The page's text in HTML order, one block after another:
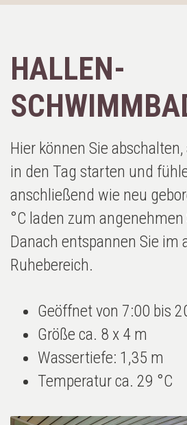
HALLEN-
Hier können Sie
in den Tag starten und
anschließend wie neu
°C laden zum
Danach entspannen Sie im
Ruhebereich.
Geöffnet von 7:00 bis
Größe ca. 8 x 4 m
Wassertiefe: 1,35 m
Temperatur ca. 29 °C